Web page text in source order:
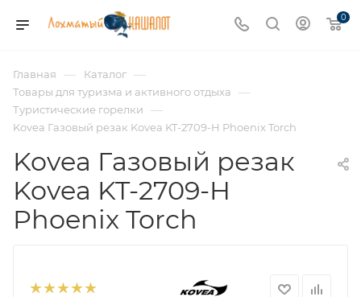
0
Главная — Каталог —
Товары для туризма и активного отдыха —
Туристические горелки —
Kovea Газовый резак Kovea KT-2709-H Phoenix Torch
Kovea Газовый резак
Kovea KT-2709-H
Phoenix Torch